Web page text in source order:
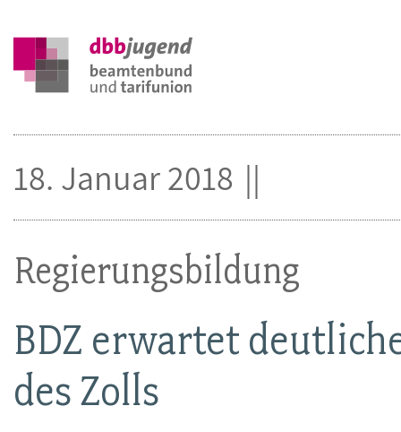
Regierungsbildung
BDZ erwartet
des Zolls
18. Januar 2018